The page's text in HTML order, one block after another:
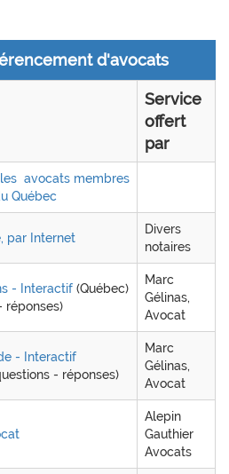
d'avocats
Service
offert
par
avocats membres
Québec
par Internet
Divers
notaires
- Interactif (Québec)
réponses)
Marc
Gélinas,
Avocat
- Interactif
- réponses)
Marc
Gélinas,
Avocat
Alepin
Gauthier
Avocats